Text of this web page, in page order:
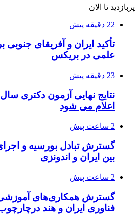
پربازدید تا الان
22 دقیقه پیش
تأکید ایران و آفریقای
علمی در بریکس
23 دقیقه پیش
اعلام می شود
2 ساعت پیش
گسترش تبادل بورسیه و
بین ایران و اندونزی
2 ساعت پیش
گسترش همکاری‌های
فناوری ایران و هند